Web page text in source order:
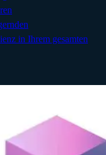
in Ihrem gesamten